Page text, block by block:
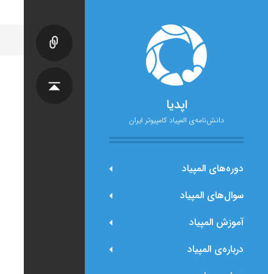
اپدیا
دانش‌نامه‌ی المپیاد کامپیوتر ایران
دوره‌های المپیاد
سوال‌های المپیاد
آموزش المپیاد
درباره‌ی المپیاد